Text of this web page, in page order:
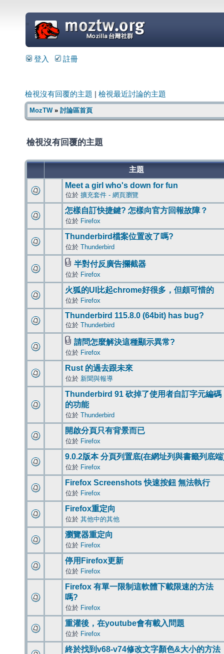
=
登入 註冊
檢視沒有回覆的主題 檢視最近討論的主題
MozTW» 討論區首頁
檢視沒有回覆的主題
主題
Meet a girl who's down for fun
位於 擴充套件 - 網頁瀏覽
怎樣自訂快捷鍵? 怎樣向官方回報故障？
位於 Firefox
Thunderbird檔案位置改了嗎?
位於 Thunderbird
半對付反廣告攔截器
位於 Firefox
火狐的UI比起chrome好很多，但頗可惜的
位於 Firefox
Thunderbird 115.8.0 (64bit) has bug?
位於 Thunderbird
請問怎麼解決這種顯示異常?
位於 Firefox
Rust 的過去跟未來
位於 新聞與報導
Thunderbird 91 砍掉了使用者自訂字元編碼
的功能
位於 Thunderbird
開啟分頁只有背景而已
位於 Firefox
9.0.2版本 分頁列置底(在網址列與書籤列底
位於 Firefox
Firefox Screenshots 快速按鈕 無法執行
位於 Firefox
Firefox重定向
位於 其他中的其他
瀏覽器重定向
位於 Firefox
停用Firefox更新
位於 Firefox
Firefox 有單一限制這軟體下載限速的方法
嗎?
位於 Firefox
重灌後，在youtube會有載入問題
位於 Firefox
終於找到v68-v74修改文字顏色&大小的方法